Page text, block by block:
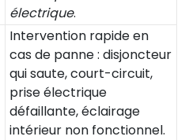
électrique.
Intervention rapide en
cas de panne : disjoncteur
qui saute, court-circuit,
prise électrique
défaillante, éclairage
intérieur non fonctionnel.